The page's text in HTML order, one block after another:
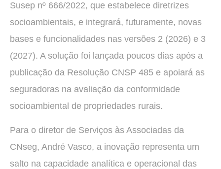
Susep nº 666/2022, que estabelece diretrizes
socioambientais, e integrará, futuramente, novas
bases e funcionalidades nas versões 2 (2026) e 3
(2027). A solução foi lançada poucos dias após a
publicação da Resolução CNSP 485 e apoiará as
seguradoras na avaliação da conformidade
socioambiental de propriedades rurais.
Para o diretor de Serviços às Associadas da
CNseg, André Vasco, a inovação representa um
salto na capacidade analítica e operacional das